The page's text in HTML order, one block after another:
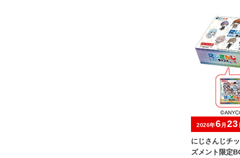
にじさんじチ
ズメント限定
2026年6 月 23